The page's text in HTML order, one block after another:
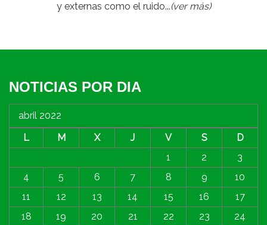
y externas como el ruido...(ver más)
NOTICIAS POR DIA
abril 2022
L
M X J V S
D
1
2
3
4
5 6 7 8 9
10
11
12 13 14 15 16
17
18
19 20 21 22 23
24